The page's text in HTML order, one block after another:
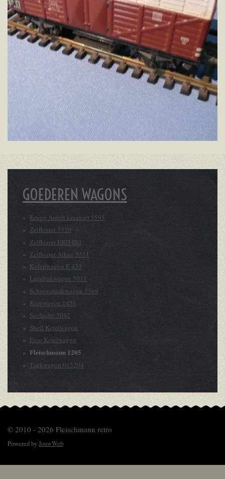
GOEDEREN WAGONS
Krupp Ardelt kraanset 5595
Zelflosser 5510
Zelflosser ERD IIId
Zelflosser Alkag 5511
Kolenwagon E 433
Lagebakwagon 5011
Schoonmaakwagon 5569
Kiepwagon 1456
Seefische 5042
Shell Ketelwagon
Esso Ketelwagon
Fleischmann 1205
Tankwagon 015204
© 2010 - 2026 Fleischmann retro
Powered byJouwWeb